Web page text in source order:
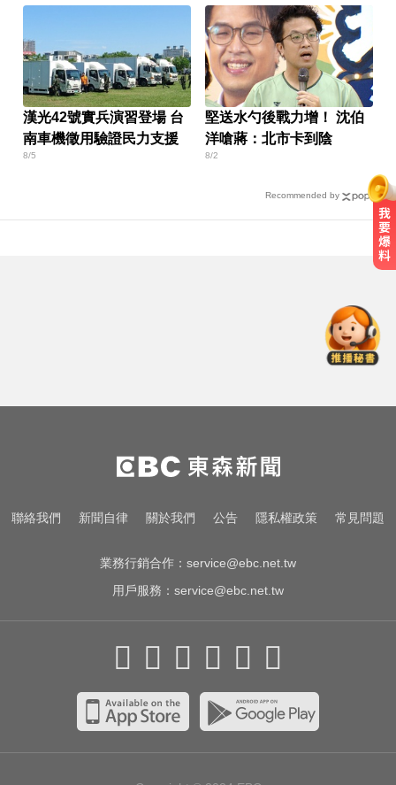
漢光42號實兵演習登場 台
南車機徵用驗證民力支援
8/5
堅送水勺後戰力增！ 沈伯
洋嗆蔣：北市卡到陰
8/2
Recommended by
揭最大陷阱 勸調節1類股
環法女子自行車賽爆「胸罩作
弊」！官方急出手
南韓熱浪19死！ 總統李在明宣布：
聯絡我們 新聞自律 關於我們 公告 隱私權政策 常見問題
業務行銷合作： service@ebc.net.tw
用戶服務： service@ebc.net.tw